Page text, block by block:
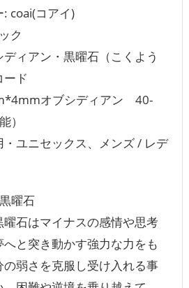
ブランド・メーカー‏: coai(コアイ)
ック
ィアン・黒曜石（こくよう
ド
オブシディアン 40-
）
ユニセックス、メンズ / レデ
曜石
石はマイナスの感情や思考
と突き動かす強力な力をも
弱さを克服し受け入れる事